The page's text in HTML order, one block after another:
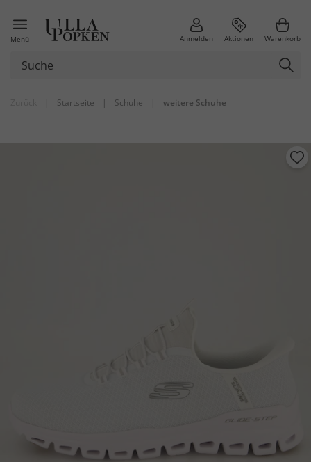
Menü Anmelden Aktionen Warenkorb
| Startseite | Schuhe | weitere Schuhe